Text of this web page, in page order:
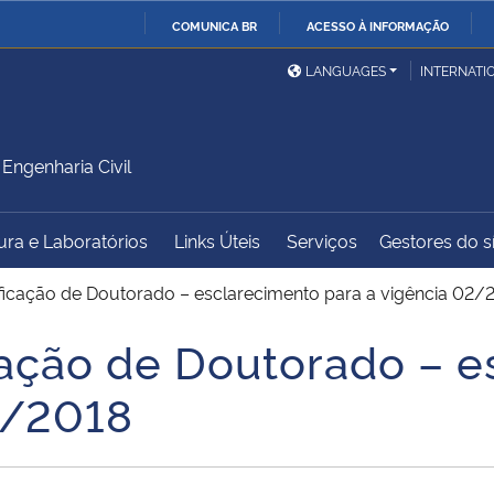
COMUNICA BR ACESSO À INFORMAÇÃO
Ministério da Defesa
Ministério das Relações
Exteriores
Ministério do
Desenvolvimento Regional
Controladoria-Geral da
União
Advocacia-Geral da União Banco Central do Brasil
LANGUAGES
Civil
e Laboratórios Links Úteis Serviços Gestores do
de Doutorado – esclarecimento para a vigência 02/
de Doutorado –
2018